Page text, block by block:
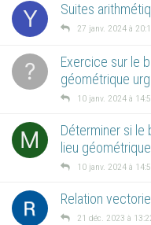
Y Suites
27 janv. 2024 à
?
Exercice sur le
géométrique
10 janv. 2024 à
M
Déterminer si
lieu géométrique
10 janv. 2024 à
Relation
21 déc. 2023 à